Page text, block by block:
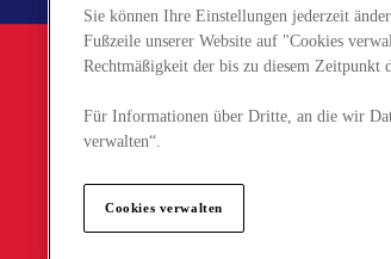
Sie können Ihre Einstellungen jederzeit
Fußzeile unserer Website auf "Cookies
Rechtmäßigkeit der bis zu diesem Zeitpunkt
Für Informationen über Dritte, an die wir
verwalten“.
Cookies verwalten